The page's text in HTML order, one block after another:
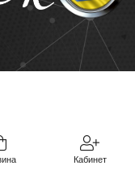
Кабинет